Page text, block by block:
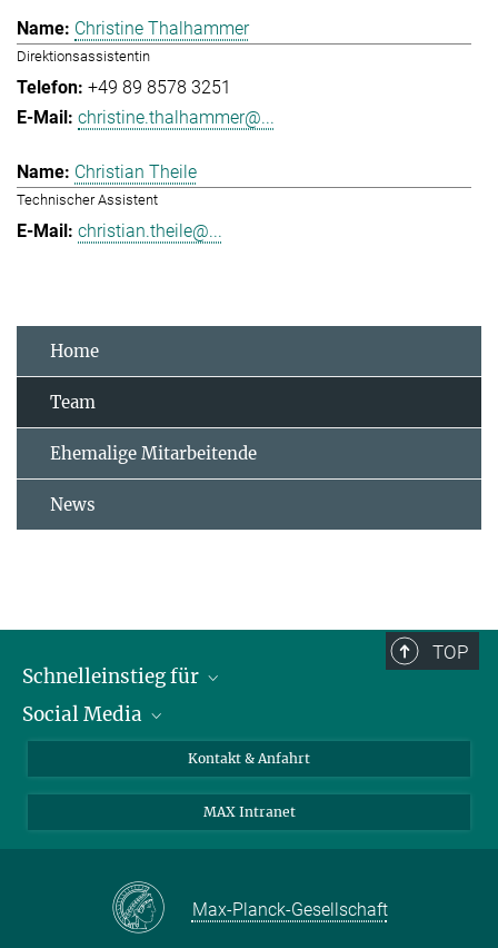
Christine Thalhammer
Direktionsassistentin
+49 89 8578 3251
christine.thalhammer@...
Christian Theile
Technischer Assistent
christian.theile@...
Home
Team
Ehemalige Mitarbeitende
News
TOP
Schnelleinstieg für
Journalist*innen
Bewerbende
Schüler*innen und Lehrkräfte
Social Media
Instagram
LinkedIn
Facebook
Kontakt & Anfahrt
MAX Intranet
Max-Planck-Gesellschaft